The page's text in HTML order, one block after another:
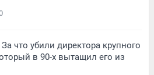
что убили директора крупного
в 90-х вытащил его из